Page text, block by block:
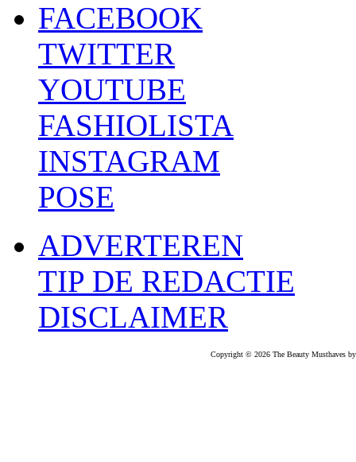
FACEBOOK
TWITTER
YOUTUBE
FASHIOLISTA
INSTAGRAM
POSE
ADVERTEREN
TIP DE REDACTIE
DISCLAIMER
Copyright © 2026 The Beauty Musthaves